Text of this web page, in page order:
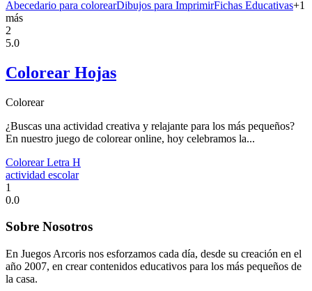
Abecedario para colorearDibujos para ImprimirFichas Educativas+1
más
2
5.0
Colorear Hojas
Colorear
¿Buscas una actividad creativa y relajante para los más pequeños?
En nuestro juego de colorear online, hoy celebramos la...
Colorear Letra H
actividad escolar
1
0.0
Sobre Nosotros
En Juegos Arcoris nos esforzamos cada día, desde su creación en el
año 2007, en crear contenidos educativos para los más pequeños de
la casa.